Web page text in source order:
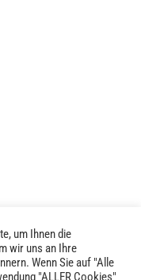
um Ihnen die
wir uns an Ihre
Wenn Sie auf "Alle
"ALLER Cookies"